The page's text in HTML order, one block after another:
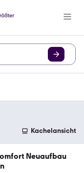
Kachelansicht
Neuaufbau